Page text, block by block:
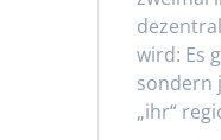
wird: Es
sondern
„ihr“